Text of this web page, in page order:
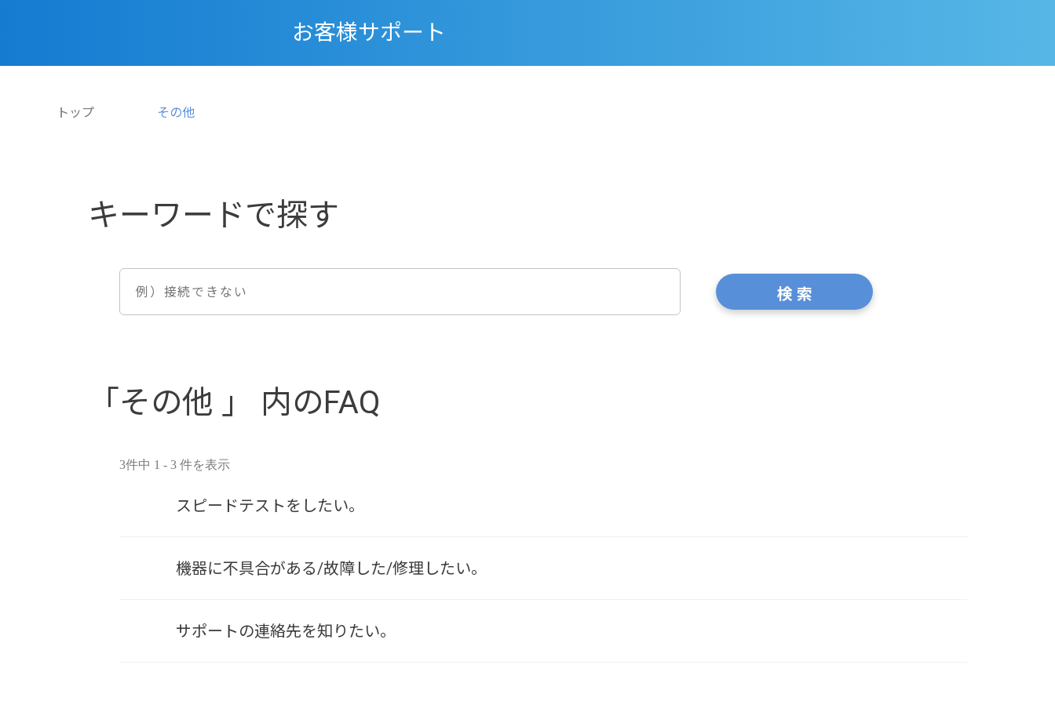
お客様サポート
トップ その他
「その他 」 内のFAQ
3件中 1 - 3 件を表示
スピードテストをしたい。
機器に不具合がある/故障した/修理したい。
サポートの連絡先を知りたい。